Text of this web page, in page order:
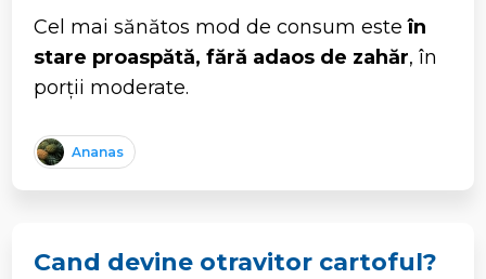
Cel mai sănătos mod de consum esteîn
stare proaspătă, fără adaos de zahăr, în
porții moderate.
Ananas
Cand devine otravitor cartoful?